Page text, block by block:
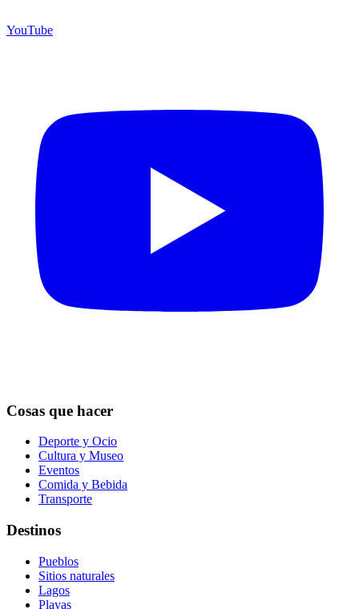
YouTube
Cosas que hacer
Deporte y Ocio
Cultura y Museo
Eventos
Comida y Bebida
Transporte
Destinos
Pueblos
Sitios naturales
Lagos
Playas